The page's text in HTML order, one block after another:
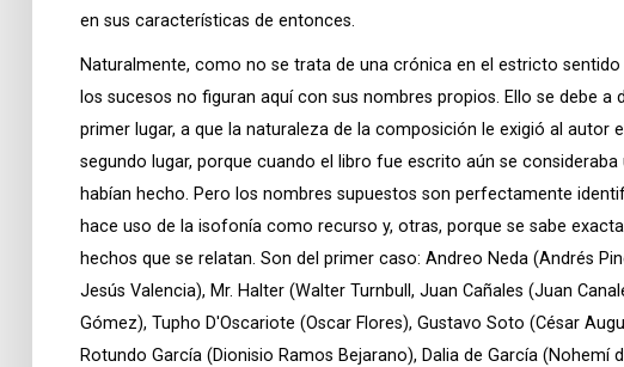
en sus características de entonces.
Naturalmente, como no se trata de una crónica en el estricto
los sucesos no figuran aquí con sus nombres propios. Ello se debe a
primer lugar, a que la naturaleza de la composición le exigió al autor
segundo lugar, porque cuando el libro fue escrito aún se
habían hecho. Pero los nombres supuestos son perfectamente
hace uso de la isofonía como recurso y, otras, porque se sabe
hechos que se relatan. Son del primer caso: Andreo Neda (Andrés
Jesús Valencia), Mr. Halter (Walter Turnbull, Juan Cañales (Juan
Gómez), Tupho D'Oscariote (Oscar Flores), Gustavo Soto (César
Rotundo García (Dionisio Ramos Bejarano), Dalia de García (Nohemí